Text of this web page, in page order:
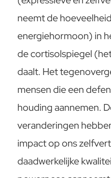
neemt de
energiehormoon) in
de cortisolspiegel
daalt. Het
mensen die een
houding aannemen.
veranderingen
impact op ons
daadwerkelijke